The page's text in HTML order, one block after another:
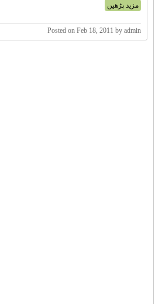
مزید پڑھیں
Posted on Feb 18, 2011 by admin